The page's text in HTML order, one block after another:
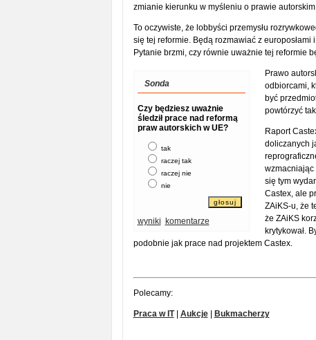
zmianie kierunku w myśleniu o prawie
To oczywiste, że lobbyści przemysłu
się tej reformie. Będą rozmawiać z
Pytanie brzmi, czy równie uważnie tej reformie
Sonda
Czy będziesz uważnie
śledził prace nad reformą
praw autorskich w UE?
tak
raczej tak
raczej nie
nie
wyniki komentarze
Prawo
odbiorcami,
być
powtórzyć
Raport
doliczanych
wzmacniając
się tym
Castex, ale
ZAiKS-u, że
że ZAiKS
krytykował.
podobnie jak prace nad projektem Castex.
Polecamy:
Praca w IT| Aukcje| Bukmacherzy